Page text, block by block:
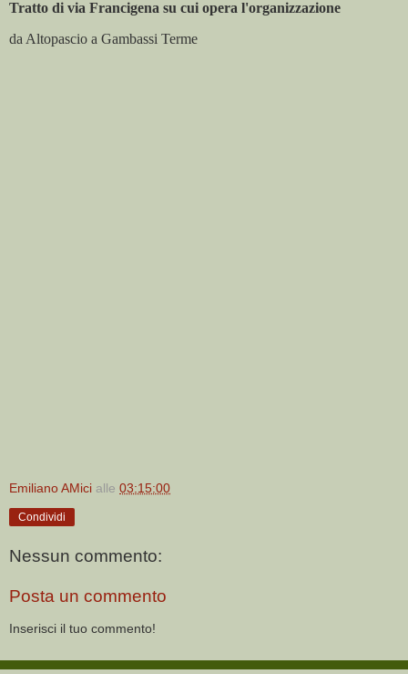
Tratto di via Francigena su cui opera l'organizzazione
da Altopascio a Gambassi Terme
Emiliano AMici alle 03:15:00
Condividi
Nessun commento:
Posta un commento
Inserisci il tuo commento!